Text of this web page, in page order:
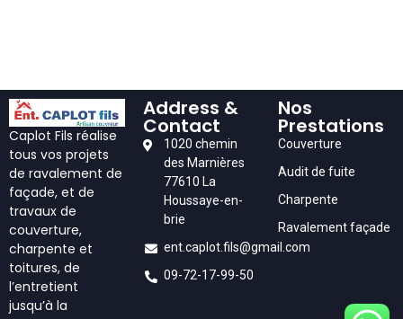
Caplot Fils réalise
tous vos projets
de ravalement de
façade, et de
travaux de
couverture,
charpente et
toitures, de
l’entretient
jusqu’à la
Address &
Contact
1020 chemin
des Marnières
77610 La
Houssaye-en-
brie
ent.caplot.fils@gmail.com
09-72-17-99-50
Nos
Prestations
Couverture
Audit de fuite
Charpente
Ravalement façade